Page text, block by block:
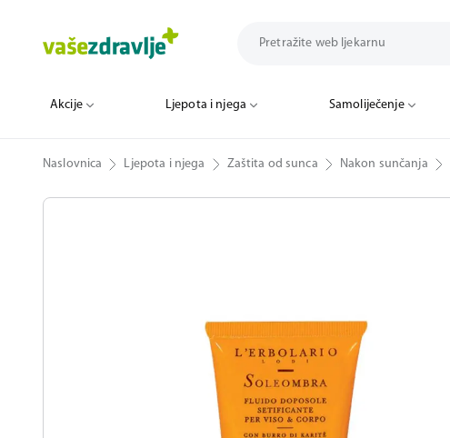
Akcije Ljepota i njega Samoliječenje
Naslovnica Ljepota i njega Zaštita od sunca Nakon sunčanja